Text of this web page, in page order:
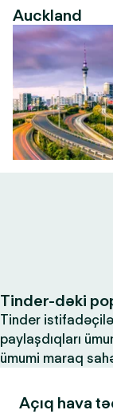
Auckland
Tinder-dəki
Tinder
paylaşdıqları
ümumi maraq
Açıq hava